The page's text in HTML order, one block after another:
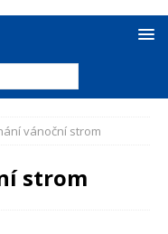
vánoční strom
strom